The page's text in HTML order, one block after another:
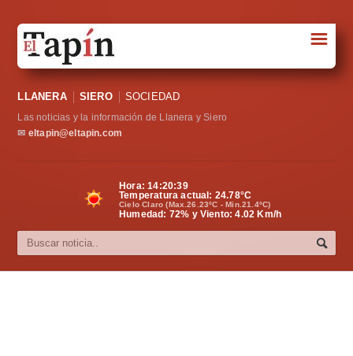
Sociedad
Política
Cultura
☰
LLANERA SIERO SOCIEDAD
Las noticias y la información de Llanera y Siero
✉ eltapin@eltapin.com
Hora:14:20:39
Temperatura actual: 24.78°C
Cielo Claro (Max.26.23ºC - Min.21.4ºC)
Humedad: 72% y Viento: 4.02 Km/h